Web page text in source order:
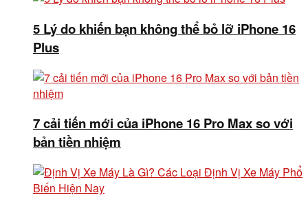
5 Lý do khiến bạn không thể bỏ lỡ iPhone 16
Plus
7 cải tiến mới của iPhone 16 Pro Max so với
bản tiền nhiệm